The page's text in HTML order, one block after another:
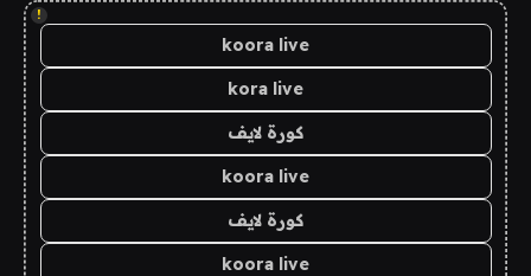
!
koora live
kora live
كورة لايف
koora live
كورة لايف
koora live